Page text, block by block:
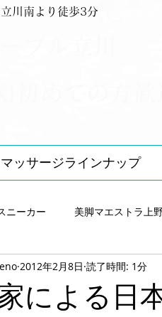
川南より徒歩3分
マッサージラインナップ
ニーカー 美脚マエストラ上
いて 雨・レインシューズ
による日
2012年2月8日 読了時間: 1分